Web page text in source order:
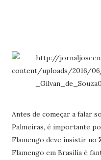
Antes de começar a falar
Palmeiras, é importante
Flamengo deve insistir no
Flamengo em Brasília é